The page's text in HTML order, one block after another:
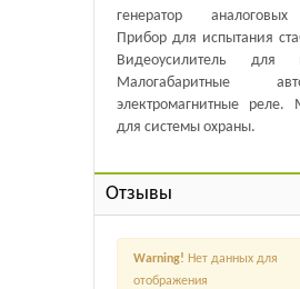
генератор
Прибор для испытания
Видеоусилитель для
Малогабаритные
электромагнитные реле.
для системы охраны.
Отзывы
Warning! Нет данных для
отображения